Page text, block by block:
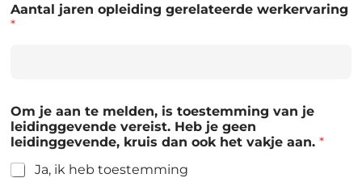
Aantal jaren opleiding gerelateerde werkervaring
*
Om je aan te melden, is toestemming van je
leidinggevende vereist. Heb je geen
leidinggevende, kruis dan ook het vakje aan. *
Ja, ik heb toestemming